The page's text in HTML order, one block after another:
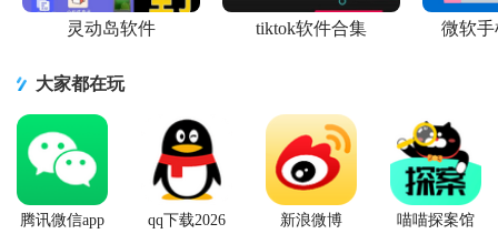
灵动岛软件 tiktok软件合集 微软手
大家都在玩
腾讯微信app
qq下载2026
新浪微博
喵喵探案馆